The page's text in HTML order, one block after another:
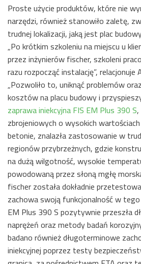
Proste użycie produktów, które nie
narzędzi, również stanowiło zaletę,
trudnej lokalizacji, jaką jest plac
„Po krótkim szkoleniu na miejscu u
przez inżynierów fischer, szkoleni
razu rozpocząć instalację”, relacjonuje
„Pozwoliło to, uniknąć problemów
kosztów na placu budowy i
zaprawa iniekcyjna FIS EM Plus 390 S,
zbrojeniowych o wysokich
betonie, znalazła zastosowanie w
regionów przybrzeżnych, gdzie
na dużą wilgotność, wysokie
powodowaną przez słoną mgłę
fischer została dokładnie
zachowa swoją funkcjonalność w
EM Plus 390 S pozytywnie przeszła
naprężeń oraz metody badań
badano również długoterminowe
iniekcyjnej poprzez testy